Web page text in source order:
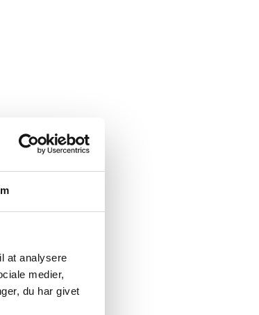
at analysere
medier,
du har givet